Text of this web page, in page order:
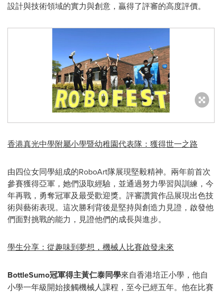
設計與技術領域的實力與創意，贏得了評審的高度評價。
香港真光中學附屬小學暨幼稚園代表隊：獲得世一之路
由四位女同學組成的RoboArt隊展現堅毅精神。兩年前首次
參賽獲得亞軍，她們汲取經驗，並通過努力學習與訓練，今
年再戰，勇奪冠軍及最受歡迎獎。評審讚賞作品展現出色技
術與藝術表現。這次勝利背後是堅持與創造力見證，啟發他
們面對挑戰的能力，見證他們的成長與進步。
學生分享：從趣味到夢想，機械人比賽啟發未來
BottleSumo冠軍得主黃仁泰同學來自香港培正小學，他自
小學一年級開始接觸機械人課程，至今已經五年。他在比賽